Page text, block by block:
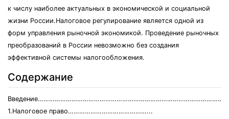
к числу наиболее актуальных в экономической и социальной
жизни России.Налоговое регулирование является одной из
форм управления рыночной экономикой. Проведение рыночных
преобразований в России невозможно без создания
эффективной системы налогообложения.
Содержание
1.Налоговое право……………………………………...